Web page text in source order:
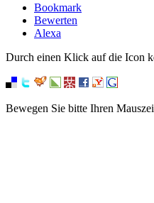
Bookmark
Bewerten
Alexa
Durch einen Klick auf die Icon
Bewegen Sie bitte Ihren